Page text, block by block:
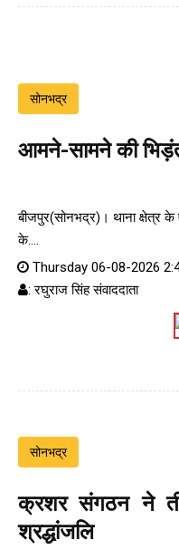
सोनभद्र
आमने-सामने की
बीजपुर(सोनभद्र)। थाना क्षेत्र के
के....
Thursday 06-08-2026
: रघुराज सिंह संवाददाता
सोनभद्र
क्रशर संगठन ने
श्रद्धांजलि